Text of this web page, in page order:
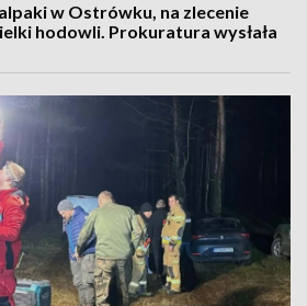
w Ostrówku, na zlecenie
hodowli. Prokuratura wysłała